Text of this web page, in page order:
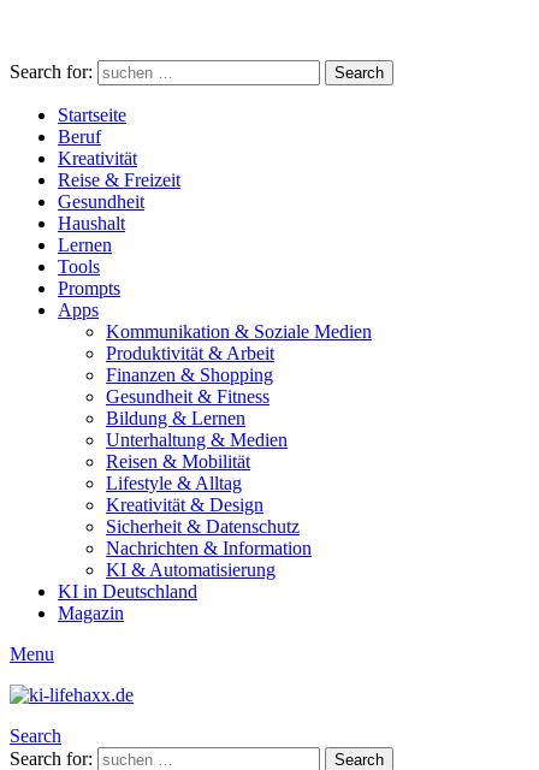
Search for: Search
Startseite
Beruf
Kreativität
Reise & Freizeit
Gesundheit
Haushalt
Lernen
Tools
Prompts
Apps
Kommunikation & Soziale Medien
Produktivität & Arbeit
Finanzen & Shopping
Gesundheit & Fitness
Bildung & Lernen
Unterhaltung & Medien
Reisen & Mobilität
Lifestyle & Alltag
Kreativität & Design
Sicherheit & Datenschutz
Nachrichten & Information
KI & Automatisierung
KI in Deutschland
Magazin
Menu
Search
Search for:
Search